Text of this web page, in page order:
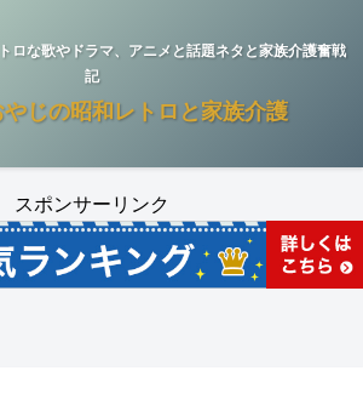
ロな歌やドラマ、アニメと話題ネタと家族介護奮戦
記
じの昭和レトロと家族介護
スポンサーリンク